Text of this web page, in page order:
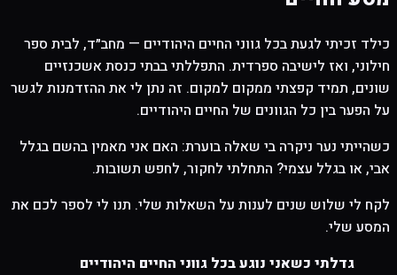
כילד זכיתי לגעת בכל גווני החיים היהודיים — מחב״ד, לבית ספר
חילוני, ואז לישיבה ספרדית. התפללתי בבתי כנסת אשכנזיים
שונים, תמיד קפצתי ממקום למקום. זה נתן לי את ההזדמנות לגשר
על הפער בין כל הגוונים של החיים היהודיים.
כשהייתי נער ניקרה בי שאלה בוערת: האם אני מאמין בהשם בגלל
אבי, או בגלל עצמי? התחלתי לחקור, לחפש תשובות.
לקח לי שלוש שנים לענות על השאלות שלי. תנו לי לספר לכם את
המסע שלי.
גדלתי כשאני נוגע בכל גווני החיים היהודיים